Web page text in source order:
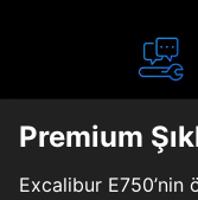
Premium
Excalibur E750’nin